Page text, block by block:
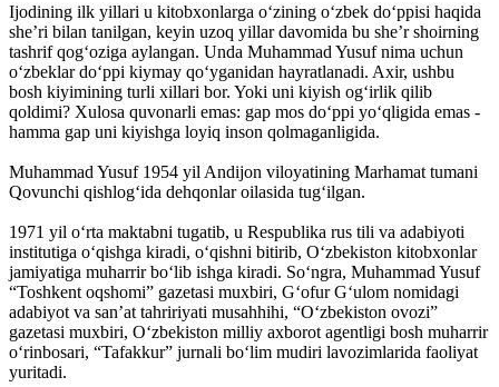
Ijodining ilk yillari u kitobxonlarga o‘zining o‘zbek do‘ppisi haqida
she’ri bilan tanilgan, keyin uzoq yillar davomida bu she’r shoirning
tashrif qog‘oziga aylangan. Unda Muhammad Yusuf nima uchun
o‘zbeklar do‘ppi kiymay qo‘yganidan hayratlanadi. Axir, ushbu
bosh kiyimining turli xillari bor. Yoki uni kiyish og‘irlik qilib
qoldimi? Xulosa quvonarli emas: gap mos do‘ppi yo‘qligida emas -
hamma gap uni kiyishga loyiq inson qolmaganligida.
Muhammad Yusuf 1954 yil Andijon viloyatining Marhamat tumani
Qovunchi qishlog‘ida dehqonlar oilasida tug‘ilgan.
1971 yil o‘rta maktabni tugatib, u Respublika rus tili va adabiyoti
institutiga o‘qishga kiradi, o‘qishni bitirib, O‘zbekiston kitobxonlar
jamiyatiga muharrir bo‘lib ishga kiradi. So‘ngra, Muhammad Yusuf
“Toshkent oqshomi” gazetasi muxbiri, G‘ofur G‘ulom nomidagi
adabiyot va san’at tahririyati musahhihi, “O‘zbekiston ovozi”
gazetasi muxbiri, O‘zbekiston milliy axborot agentligi bosh muharrir
o‘rinbosari, “Tafakkur” jurnali bo‘lim mudiri lavozimlarida faoliyat
yuritadi.